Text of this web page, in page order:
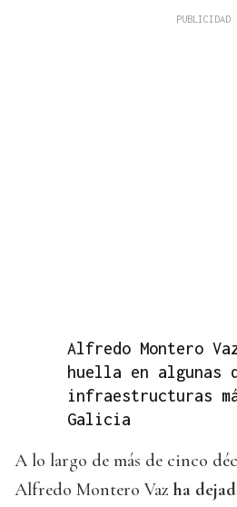
Alfredo Montero
huella en algunas
infraestructuras
Galicia
A lo largo de más de cinco
Alfredo Montero Vaz ha